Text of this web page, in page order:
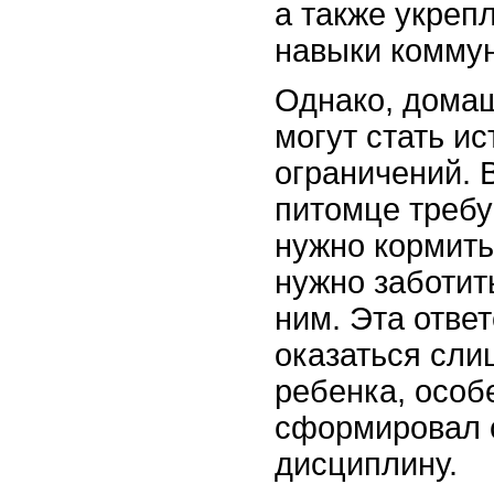
а также
навыки
Однако,
могут стать
ограничений.
питомце
нужно
нужно
ним. Эта
оказаться
ребенка,
сформировал
дисциплину.